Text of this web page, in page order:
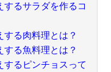
するサラダを作るコ
する肉料理とは？
る魚料理とは？
るピンチョスって